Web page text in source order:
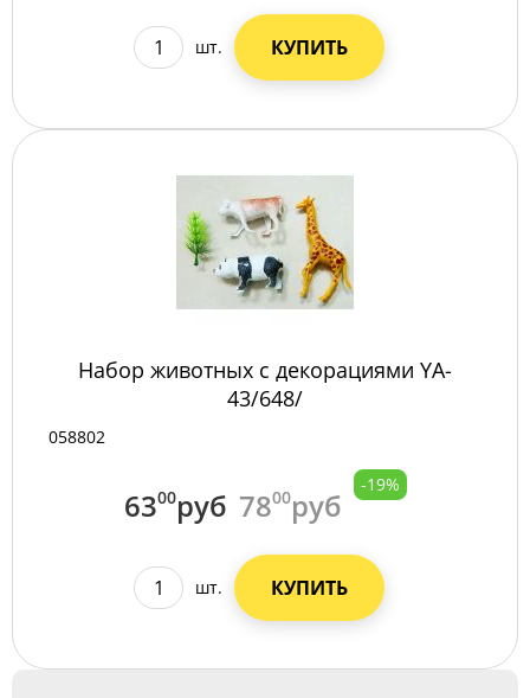
шт. КУПИТЬ
Набор животных с декорациями YA-
43/648/
058802
6300руб 7800руб
-19%
шт. КУПИТЬ